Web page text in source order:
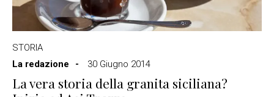
STORIA
La redazione
30 Giugno 2014
La vera storia della granita siciliana?